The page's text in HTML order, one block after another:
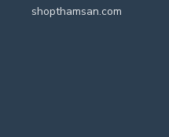
shopthamsan.com